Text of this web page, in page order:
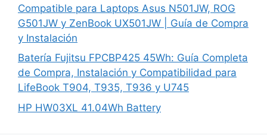
Compatible para Laptops Asus N501JW, ROG
G501JW y ZenBook UX501JW | Guía de Compra
y Instalación
Batería Fujitsu FPCBP425 45Wh: Guía Completa
de Compra, Instalación y Compatibilidad para
LifeBook T904, T935, T936 y U745
HP HW03XL 41.04Wh Battery